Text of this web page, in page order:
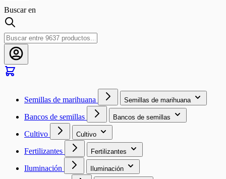
Buscar en
Semillas de marihuana Semillas de marihuana
Bancos de semillas Bancos de semillas
Cultivo Cultivo
Fertilizantes Fertilizantes
Iluminación Iluminación